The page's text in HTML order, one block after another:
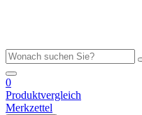
0
Produktvergleich
Merkzettel